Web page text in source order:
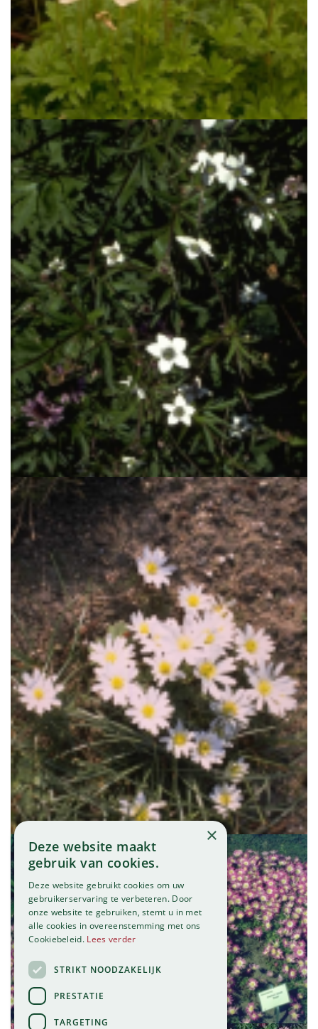
Anemoon
Anemone sylvestris
Anemoon
Anemone rivularis
Blauwe anemoon
Anemone blanda 'White Splendour'
×
Deze website maakt
gebruik van cookies.
Deze website gebruikt cookies om uw
gebruikerservaring te verbeteren. Door
onze website te gebruiken, stemt u in met
alle cookies in overeenstemming met ons
Cookiebeleid. Lees verder
STRIKT NOODZAKELIJK
PRESTATIE
TARGETING